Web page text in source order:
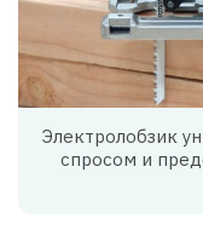
Электролобзик
спросом и